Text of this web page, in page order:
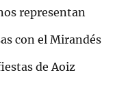
representan
con el Mirandés
de Aoiz